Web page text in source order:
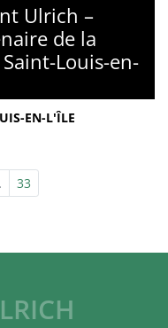
Ulrich –
de la
Louis-en-
EN-L'ÎLE
33